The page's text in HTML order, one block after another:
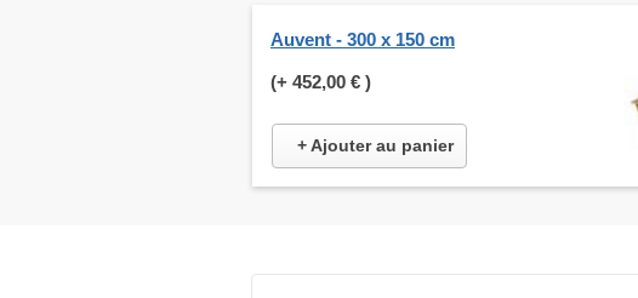
Auvent - 300 x 150 cm
(+ 452,00 € )
+ Ajouter au panier